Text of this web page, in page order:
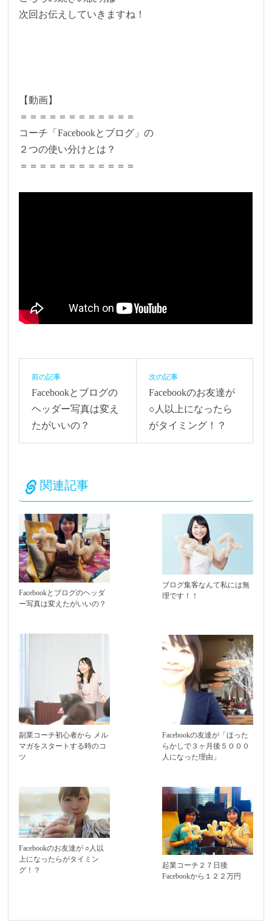
次回お伝えしていきますね！
【動画】
＝＝＝＝＝＝＝＝＝＝＝＝
コーチ「Facebookとブログ」の
２つの使い分けとは？
＝＝＝＝＝＝＝＝＝＝＝＝
前の記事
Facebookとブログの
ヘッダー写真は変え
たがいいの？
次の記事
Facebookのお友達が
○人以上になったら
がタイミング！？
関連記事
Facebookとブログのヘッダ
ー写真は変えたがいいの？
ブログ集客なんて私には無
理です！！
副業コーチ初心者から メル
マガをスタートする時のコ
ツ
Facebookの友達が「ほった
らかしで３ヶ月後５０００
人になった理由」
Facebookのお友達が ○人以
上になったらがタイミン
グ！？
起業コーチ２７日後
Facebookから１２２万円